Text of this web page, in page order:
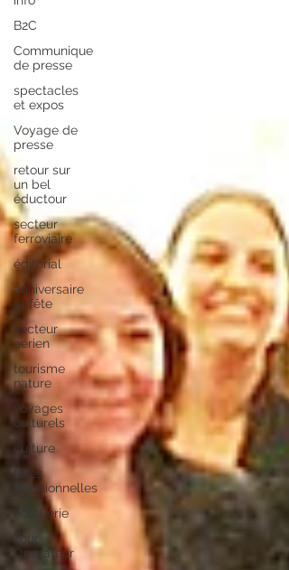
B2C
Communique
de presse
spectacles
et expos
Voyage de
presse
retour sur
un bel
éductour
secteur
ferroviaire
éditorial
anniversaire
et fête
secteur
aérien
tourisme
nature
voyages
culturels
culture
fêtes
traditionnelles
hôtellerie
Tour-
Opérateur